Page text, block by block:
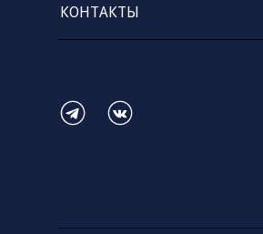
КОНТАКТЫ